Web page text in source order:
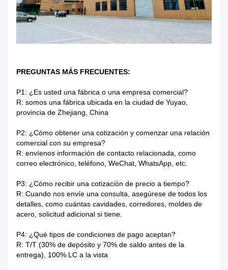
PREGUNTAS MÁS FRECUENTES:
P1: ¿Es usted una fábrica o una empresa comercial?
R: somos una fábrica ubicada en la ciudad de Yuyao,
provincia de Zhejiang, China
P2: ¿Cómo obtener una cotización y comenzar una relación
comercial con su empresa?
R: envíenos información de contacto relacionada, como
correo electrónico, teléfono, WeChat, WhatsApp, etc.
P3: ¿Cómo recibir una cotización de precio a tiempo?
R: Cuando nos envíe una consulta, asegúrese de todos los
detalles, como cuántas cavidades, corredores, moldes de
acero, solicitud adicional si tiene.
P4: ¿Qué tipos de condiciones de pago aceptan?
R: T/T (30% de depósito y 70% de saldo antes de la
entrega), 100% LC a la vista